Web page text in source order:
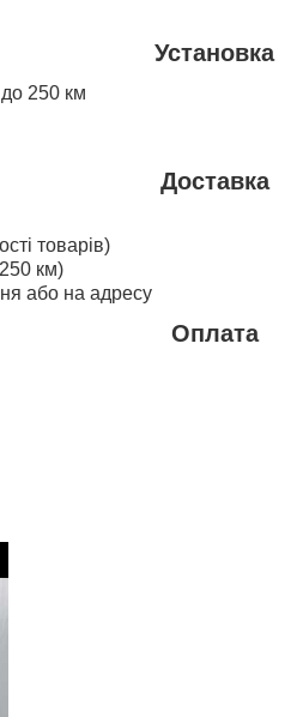
Установка
до 250 км
Доставка
товарів)
км)
або на адресу
Оплата